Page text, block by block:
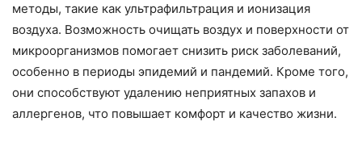
методы, такие как ультрафильтрация и ионизация
воздуха. Возможность очищать воздух и поверхности от
микроорганизмов помогает снизить риск заболеваний,
особенно в периоды эпидемий и пандемий. Кроме того,
они способствуют удалению неприятных запахов и
аллергенов, что повышает комфорт и качество жизни.